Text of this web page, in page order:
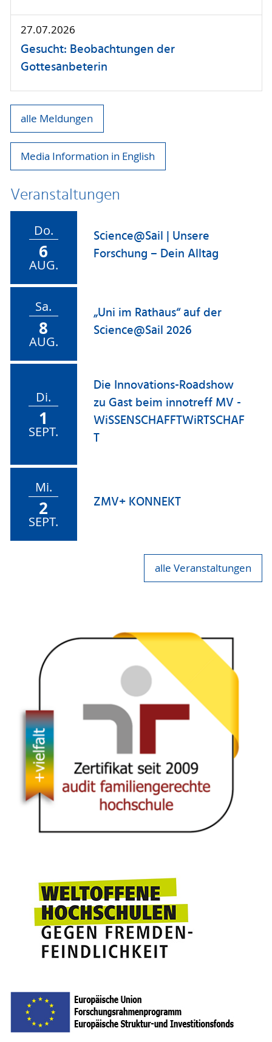
27.07.2026
Gesucht: Beobachtungen der
Gottesanbeterin
alle Meldungen
Media Information in English
Veranstaltungen
Do.
6
AUG.
Science@Sail | Unsere
Forschung – Dein Alltag
Sa.
8
AUG.
„Uni im Rathaus“ auf der
Science@Sail 2026
Di.
1
SEPT.
Die Innovations-Roadshow
zu Gast beim innotreff MV -
WiSSENSCHAFFTWiRTSCHAF
T
Mi.
2
SEPT.
ZMV+ KONNEKT
alle Veranstaltungen